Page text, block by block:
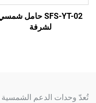
SFS-YT-02 حامل شمسي
الدعم الشمسية ذات